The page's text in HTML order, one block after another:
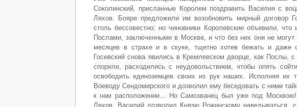
Соколинский, присланные Королем поздравить Василия с
Ляхов. Бояре предложили им возобновить мирный договор
столь бессовестно; но чиновники Королевские объявили,
Послами, заключенными в Москве, и что без них они не
месяцев в страхе и в скуке, тщетно хотев бежать и даже
Госевский снова явились в Кремлевском дворце, как Послы,
спорили, расходились с неудовольствием, чтобы опять
освободить единоземцев своих из рук наших. Исполняя их
Воеводу Сендомирского и дозволил ему беседовать с ними
к нам расположении… Но Самозванец был уже под
Ляхов, Василий дозволил Князю Рожинскому наведываться,